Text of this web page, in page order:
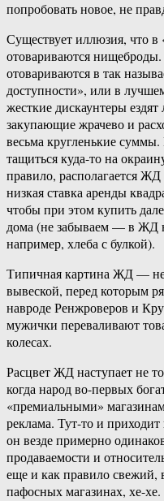
попробовать новое, не
Существует иллюзия, что в
отовариваются
отовариваются в так
доступности», или в
жесткие дискаунтеры
закупающие жрачево и
весьма кругленькие
тащиться куда-то на
правило, располагается
низкая ставка аренды
чтобы при этом купить
дома (не забываем — в ЖД
например, хлеба с булкой).
Типичная картина ЖД —
вывеской, перед которым
навроде Ренжроверов и
мужички переваливают
колесах.
Расцвет ЖД наступает не
когда народ во-первых
«премиальными»
реклама. Тут-то и
он везде примерно
продаваемости и
еще и как правило свежий,
пафосных магазинах, хе-хе.